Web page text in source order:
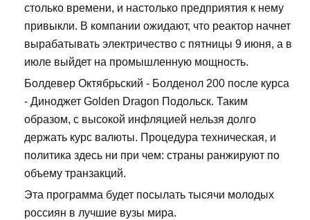
столько времени, и настолько предприятия к нему
привыкли. В компании ожидают, что реактор начнет
вырабатывать электричество с пятницы 9 июня, а в
июле выйдет на промышленную мощность.
Болдевер Октябрьский - Болденол 200 после курса
- Диноджет Golden Dragon Подольск. Таким
образом, с высокой инфляцией нельзя долго
держать курс валюты. Процедура техническая, и
политика здесь ни при чем: страны ранжируют по
объему транзакций.
Эта программа будет посылать тысячи молодых
россиян в лучшие вузы мира.